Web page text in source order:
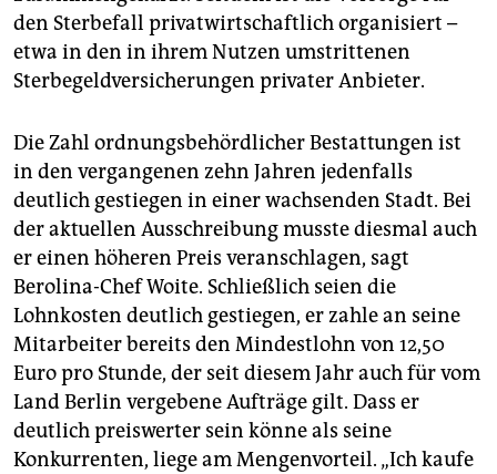
den Sterbefall privatwirtschaftlich organisiert –
etwa in den in ihrem Nutzen umstrittenen
Sterbegeldversicherungen privater Anbieter.
Die Zahl ordnungsbehördlicher Bestattungen ist
in den vergangenen zehn Jahren jedenfalls
deutlich gestiegen in einer wachsenden Stadt. Bei
der aktuellen Ausschreibung musste diesmal auch
er einen höheren Preis veranschlagen, sagt
Berolina-Chef Woite. Schließlich seien die
Lohnkosten deutlich gestiegen, er zahle an seine
Mitarbeiter bereits den Mindestlohn von 12,50
Euro pro Stunde, der seit diesem Jahr auch für vom
Land Berlin vergebene Aufträge gilt. Dass er
deutlich preiswerter sein könne als seine
Konkurrenten, liege am Mengenvorteil. „Ich kaufe